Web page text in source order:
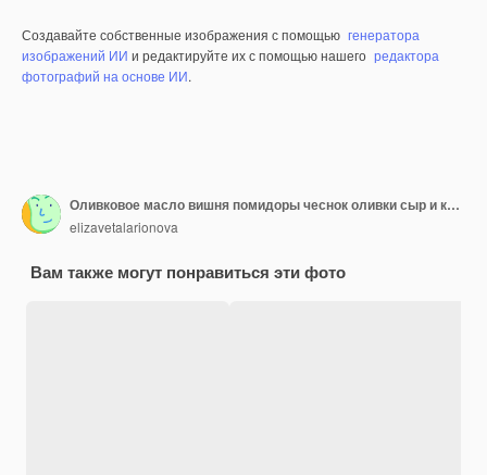
Создавайте собственные изображения с помощью генератора
изображений ИИ и редактируйте их с помощью нашего редактора
фотографий на основе ИИ.
Оливковое масло вишня помидоры чеснок оливки сыр и красный чили итальянская кухня
elizavetalarionova
Вам также могут понравиться эти фото